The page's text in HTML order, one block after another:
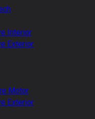
Interior
Exterior
Motor
Exterior